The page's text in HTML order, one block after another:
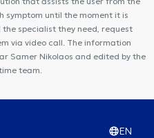
symptom until the moment it is
specialist they need, request
via video call. The information
Samer Nikolaos and edited by the
team.
EN